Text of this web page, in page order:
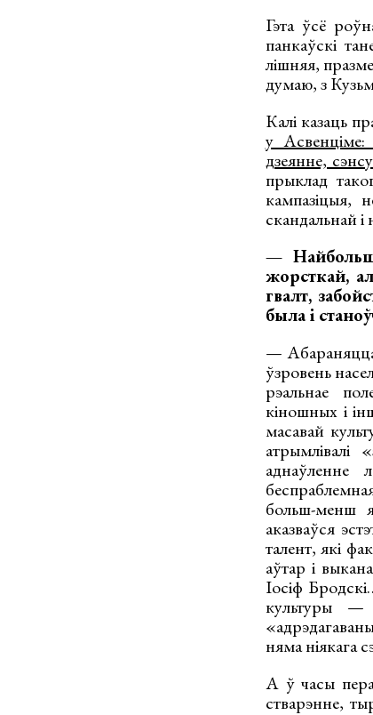
Гэта ўсё
панкаўскі
лішняя,
думаю, з
Калі казаць
у Асвенціме:
дзеянне,
прыклад
кампазіцыя,
скандальнай
—
жорсткай,
гвалт,
была і
—
ўзровень
рэальнае
кіношных і
масавай
атрымлівалі
аднаўленне
больш-менш
аказваўся
талент, які
аўтар і
Іосіф
культуры —
няма ніякага
А ў часы
стварэнне,